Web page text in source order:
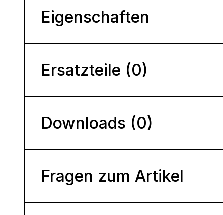
Eigenschaften
Ersatzteile (0)
Downloads (0)
Fragen zum Artikel